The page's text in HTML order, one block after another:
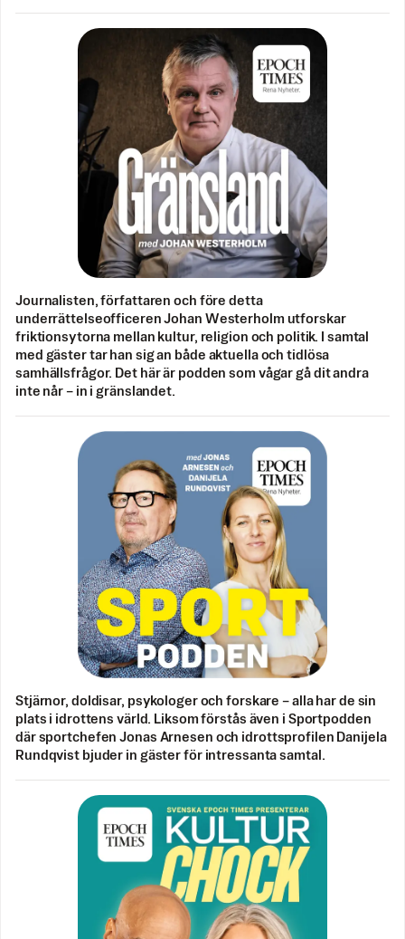
Journalisten, författaren och före detta
underrättelseofficeren Johan Westerholm utforskar
friktionsytorna mellan kultur, religion och politik. I samtal
med gäster tar han sig an både aktuella och tidlösa
samhällsfrågor. Det här är podden som vågar gå dit andra
inte når – in i gränslandet.
Stjärnor, doldisar, psykologer och forskare – alla har de sin
plats i idrottens värld. Liksom förstås även i Sportpodden
där sportchefen Jonas Arnesen och idrottsprofilen Danijela
Rundqvist bjuder in gäster för intressanta samtal.